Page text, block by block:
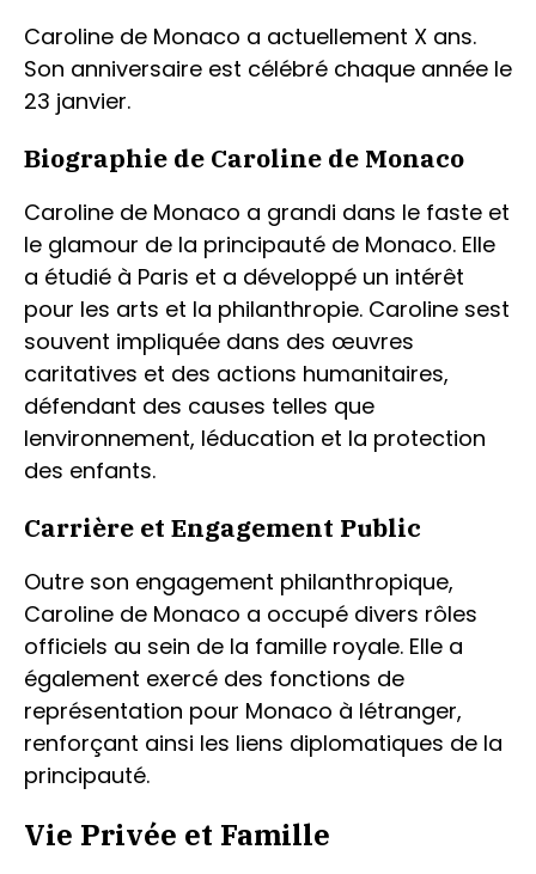
Caroline de Monaco a actuellement X ans.
Son anniversaire est célébré chaque année le
23 janvier.
Biographie de Caroline de Monaco
Caroline de Monaco a grandi dans le faste et
le glamour de la principauté de Monaco. Elle
a étudié à Paris et a développé un intérêt
pour les arts et la philanthropie. Caroline sest
souvent impliquée dans des œuvres
caritatives et des actions humanitaires,
défendant des causes telles que
lenvironnement, léducation et la protection
des enfants.
Carrière et Engagement Public
Outre son engagement philanthropique,
Caroline de Monaco a occupé divers rôles
officiels au sein de la famille royale. Elle a
également exercé des fonctions de
représentation pour Monaco à létranger,
renforçant ainsi les liens diplomatiques de la
principauté.
Vie Privée et Famille